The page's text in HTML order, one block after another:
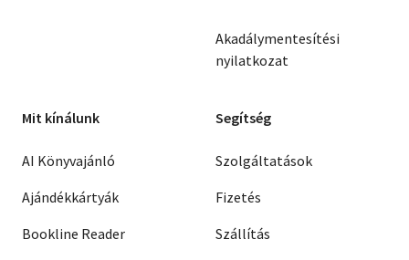
Akadálymentesítési
nyilatkozat
Mit kínálunk
AI Könyvajánló
Ajándékkártyák
Bookline Reader
Segítség
Szolgáltatások
Fizetés
Szállítás